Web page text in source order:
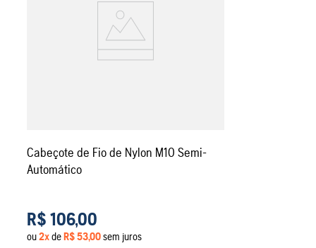
Cabeçote de Fio de Nylon M10 Semi-
Automático
R$ 106,00
ou2xdeR$53,00sem juros